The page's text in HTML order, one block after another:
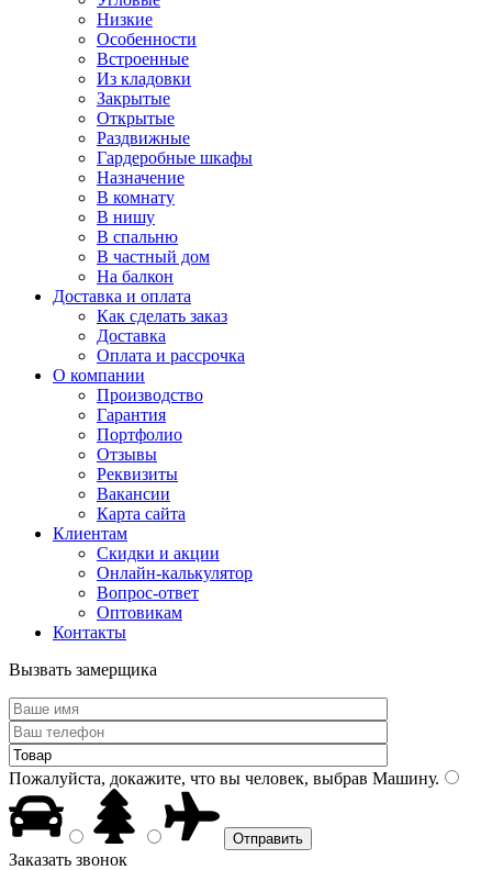
Низкие
Особенности
Встроенные
Из кладовки
Закрытые
Открытые
Раздвижные
Гардеробные шкафы
Назначение
В комнату
В нишу
В спальню
В частный дом
На балкон
Доставка и оплата
Как сделать заказ
Доставка
Оплата и рассрочка
О компании
Производство
Гарантия
Портфолио
Отзывы
Реквизиты
Вакансии
Карта сайта
Клиентам
Скидки и акции
Онлайн-калькулятор
Вопрос-ответ
Оптовикам
Контакты
Вызвать замерщика
Пожалуйста, докажите, что вы человек, выбрав Машину.
Заказать звонок